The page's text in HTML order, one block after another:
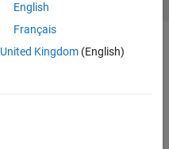
English
Français
United Kingdom(English)